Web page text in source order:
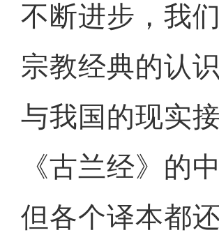
不断进步，我
宗教经典的认
与我国的现实
《古兰经》的
但各个译本都